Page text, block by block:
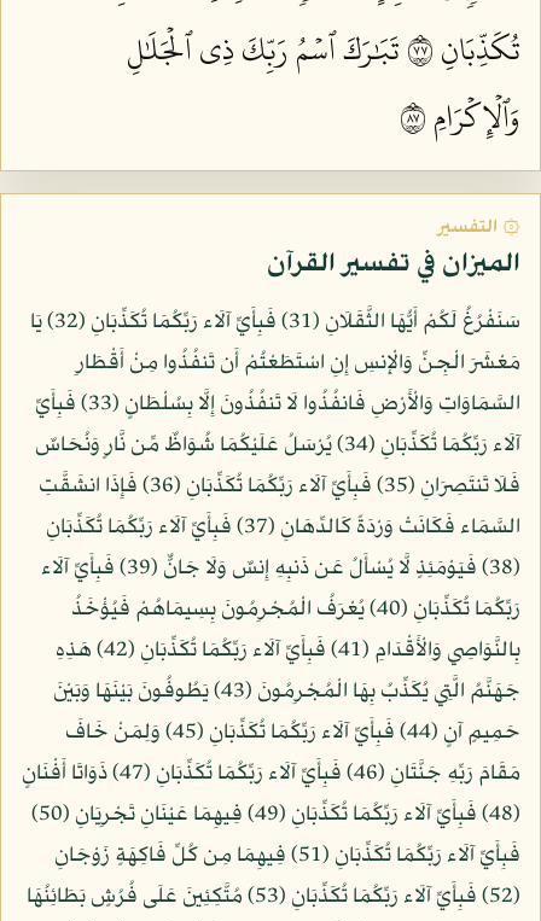
تُكَذِّبَانِ ٧٧
تَبَٰرَكَ ٱسۡمُ رَبِّكَ ذِي ٱلۡجَلَٰلِ
وَٱلۡإِكۡرَامِ ٧٨
۞ التفسير
الميزان في تفسير القرآن
سَنَفْرُغُ لَكُمْ أَيُّهَا الثَّقَلَانِ (31) فَبِأَيِّ آلَاء رَبِّكُمَا تُكَذِّبَانِ (32) يَا
مَعْشَرَ الْجِنِّ وَالْإِنسِ إِنِ اسْتَطَعْتُمْ أَن تَنفُذُوا مِنْ أَقْطَارِ
السَّمَاوَاتِ وَالْأَرْضِ فَانفُذُوا لَا تَنفُذُونَ إِلَّا بِسُلْطَانٍ (33) فَبِأَيِّ
آلَاء رَبِّكُمَا تُكَذِّبَانِ (34) يُرْسَلُ عَلَيْكُمَا شُوَاظٌ مِّن نَّارٍ وَنُحَاسٌ
فَلَا تَنتَصِرَانِ (35) فَبِأَيِّ آلَاء رَبِّكُمَا تُكَذِّبَانِ (36) فَإِذَا انشَقَّتِ
السَّمَاء فَكَانَتْ وَرْدَةً كَالدِّهَانِ (37) فَبِأَيِّ آلَاء رَبِّكُمَا تُكَذِّبَانِ
(38) فَيَوْمَئِذٍ لَّا يُسْأَلُ عَن ذَنبِهِ إِنسٌ وَلَا جَانٌّ (39) فَبِأَيِّ آلَاء
رَبِّكُمَا تُكَذِّبَانِ (40) يُعْرَفُ الْمُجْرِمُونَ بِسِيمَاهُمْ فَيُؤْخَذُ
بِالنَّوَاصِي وَالْأَقْدَامِ (41) فَبِأَيِّ آلَاء رَبِّكُمَا تُكَذِّبَانِ (42) هَذِهِ
جَهَنَّمُ الَّتِي يُكَذِّبُ بِهَا الْمُجْرِمُونَ (43) يَطُوفُونَ بَيْنَهَا وَبَيْنَ
حَمِيمٍ آنٍ (44) فَبِأَيِّ آلَاء رَبِّكُمَا تُكَذِّبَانِ (45) وَلِمَنْ خَافَ
مَقَامَ رَبِّهِ جَنَّتَانِ (46) فَبِأَيِّ آلَاء رَبِّكُمَا تُكَذِّبَانِ (47) ذَوَاتَا أَفْنَانٍ
(48) فَبِأَيِّ آلَاء رَبِّكُمَا تُكَذِّبَانِ (49) فِيهِمَا عَيْنَانِ تَجْرِيَانِ (50)
فَبِأَيِّ آلَاء رَبِّكُمَا تُكَذِّبَانِ (51) فِيهِمَا مِن كُلِّ فَاكِهَةٍ زَوْجَانِ
(52) فَبِأَيِّ آلَاء رَبِّكُمَا تُكَذِّبَانِ (53) مُتَّكِئِينَ عَلَى فُرُشٍ بَطَائِنُهَا